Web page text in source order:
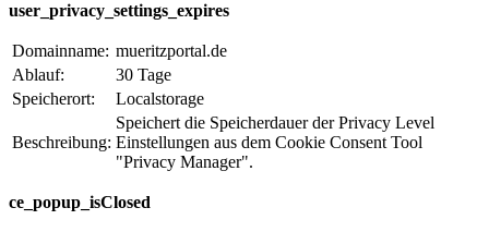
user_privacy_settings_expires
Domainname: mueritzportal.de
Ablauf:
30 Tage
Speicherort:
Localstorage
Beschreibung:
Speichert die Speicherdauer der Privacy Level
Einstellungen aus dem Cookie Consent Tool
"Privacy Manager".
ce_popup_isClosed